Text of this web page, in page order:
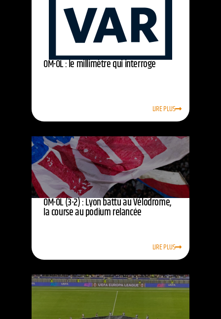
OM-OL : le millimètre qui interroge
LIRE PLUS
OM-OL (3-2) : Lyon battu au Vélodrome,
la course au podium relancée
LIRE PLUS